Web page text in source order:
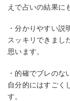
えで占いの結果に
・分かりやすい
スッキリできまし
思います。
・的確でブレのな
自分的にはすごく
す。